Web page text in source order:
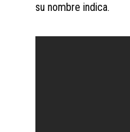
su nombre indica.